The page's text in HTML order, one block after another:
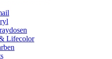
Lifecolor